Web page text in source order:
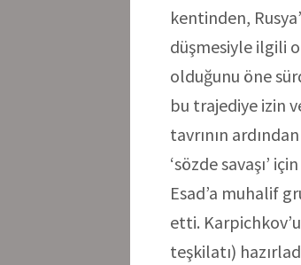
kentinden,
düşmesiyle ilgili
olduğunu öne
bu trajediye izin
tavrının
‘sözde savaşı’
Esad’a muhalif
etti.
teşkilatı)